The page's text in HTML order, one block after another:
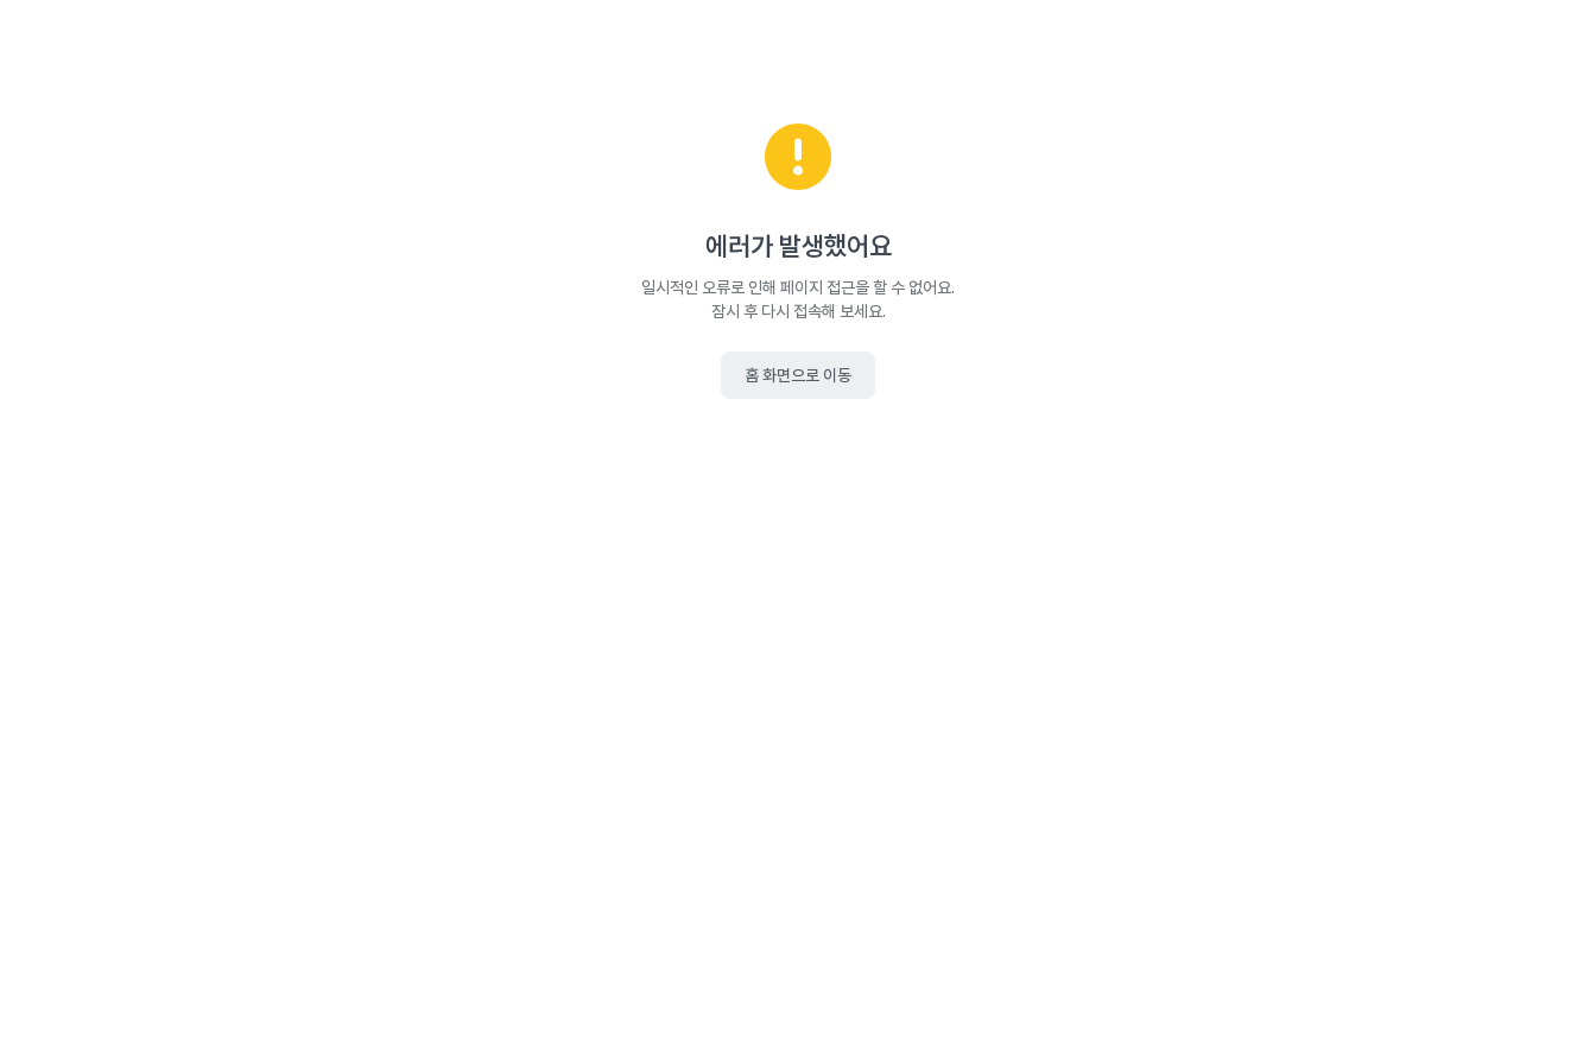
에러가 발생했어요
일시적인 오류로 인해 페이지 접근을 할 수 없어요.
잠시 후 다시 접속해 보세요.
홈 화면으로 이동